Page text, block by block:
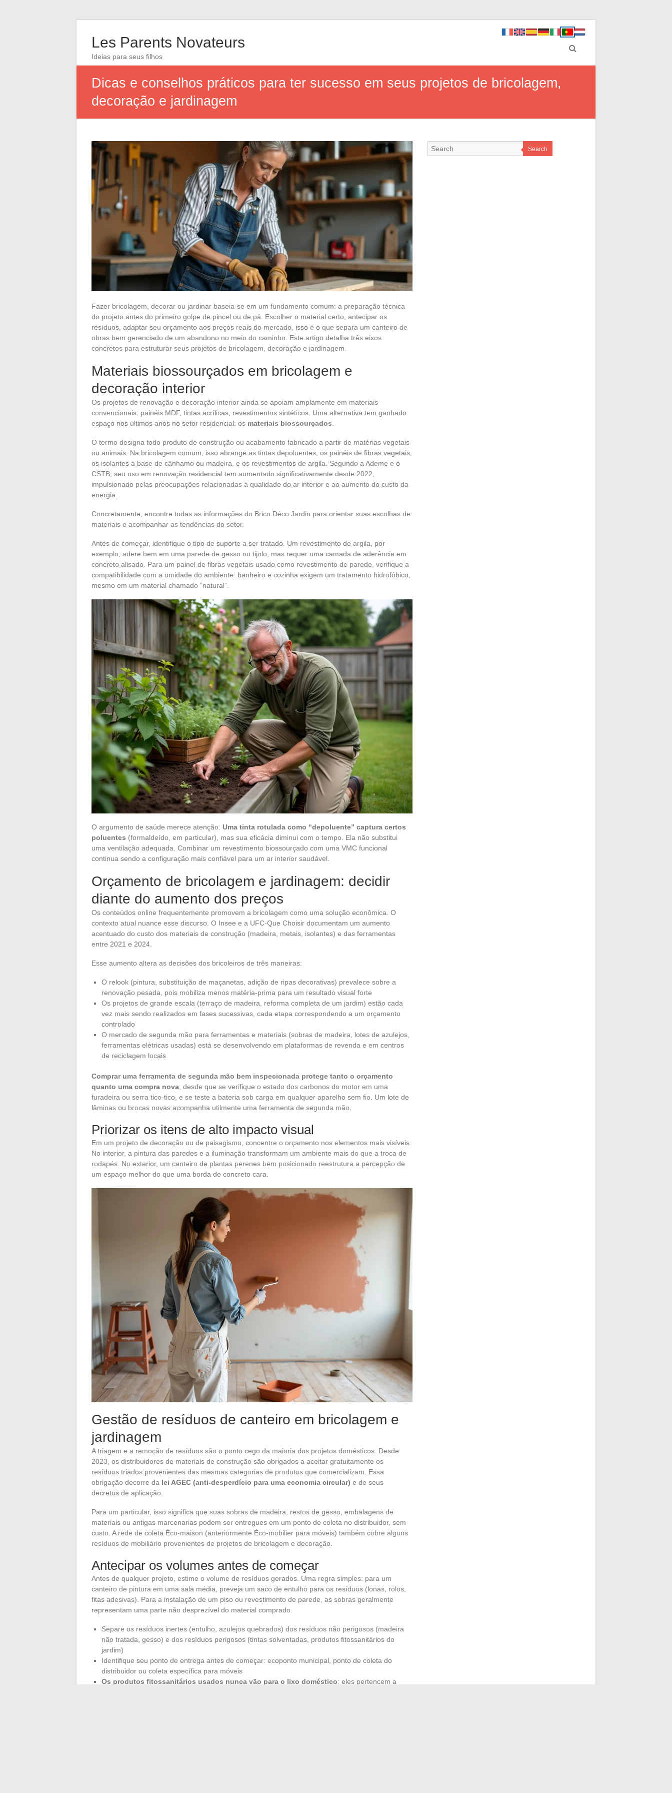
Les Parents Novateurs
Ideias para seus filhos
Dicas e conselhos práticos para ter sucesso em seus projetos de bricolagem,
decoração e jardinagem
Fazer bricolagem, decorar ou jardinar baseia-se em um fundamento comum: a preparação técnica
do projeto antes do primeiro golpe de pincel ou de pá. Escolher o material certo, antecipar os
resíduos, adaptar seu orçamento aos preços reais do mercado, isso é o que separa um canteiro de
obras bem gerenciado de um abandono no meio do caminho. Este artigo detalha três eixos
concretos para estruturar seus projetos de bricolagem, decoração e jardinagem.
Materiais biossourçados em bricolagem e
decoração interior
Os projetos de renovação e decoração interior ainda se apoiam amplamente em materiais
convencionais: painéis MDF, tintas acrílicas, revestimentos sintéticos. Uma alternativa tem ganhado
espaço nos últimos anos no setor residencial: os materiais biossourçados
O termo designa todo produto de construção ou acabamento fabricado a partir de matérias vegetais
ou animais. Na bricolagem comum, isso abrange as tintas depoluentes, os painéis de fibras vegetais,
os isolantes à base de cânhamo ou madeira, e os revestimentos de argila. Segundo a Ademe e o
CSTB, seu uso em renovação residencial tem aumentado significativamente desde 2022,
impulsionado pelas preocupações relacionadas à qualidade do ar interior e ao aumento do custo da
energia.
Concretamente, encontre todas as informações do Brico Déco Jardin para orientar suas escolhas de
materiais e acompanhar as tendências do setor.
Antes de começar, identifique o tipo de suporte a ser tratado. Um revestimento de argila, por
exemplo, adere bem em uma parede de gesso ou tijolo, mas requer uma camada de aderência em
concreto alisado. Para um painel de fibras vegetais usado como revestimento de parede, verifique a
compatibilidade com a umidade do ambiente: banheiro e cozinha exigem um tratamento hidrofóbico,
mesmo em um material chamado “natural”.
O argumento de saúde merece atenção. Uma tinta rotulada como “depoluente” captura certos
poluentes (formaldeído, em particular), mas sua eficácia diminui com o tempo. Ela não substitui
uma ventilação adequada. Combinar um revestimento biossourçado com uma VMC funcional
continua sendo a configuração mais confiável para um ar interior saudável.
Orçamento de bricolagem e jardinagem: decidir
diante do aumento dos preços
Os conteúdos online frequentemente promovem a bricolagem como uma solução econômica. O
contexto atual nuance esse discurso. O Insee e a UFC-Que Choisir documentam um aumento
acentuado do custo dos materiais de construção (madeira, metais, isolantes) e das ferramentas
entre 2021 e 2024.
Esse aumento altera as decisões dos bricoleiros de três maneiras:
O relook (pintura, substituição de maçanetas, adição de ripas decorativas) prevalece sobre a
renovação pesada, pois mobiliza menos matéria-prima para um resultado visual forte
Os projetos de grande escala (terraço de madeira, reforma completa de um jardim) estão cada
vez mais sendo realizados em fases sucessivas, cada etapa correspondendo a um orçamento
controlado
O mercado de segunda mão para ferramentas e materiais (sobras de madeira, lotes de azulejos,
ferramentas elétricas usadas) está se desenvolvendo em plataformas de revenda e em centros
de reciclagem locais
Comprar uma ferramenta de segunda mão bem inspecionada protege tanto o orçamento
quanto uma compra nova , desde que se verifique o estado dos carbonos do motor em uma
furadeira ou serra tico-tico, e se teste a bateria sob carga em qualquer aparelho sem fio. Um lote de
lâminas ou brocas novas acompanha utilmente uma ferramenta de segunda mão.
Priorizar os itens de alto impacto visual
Em um projeto de decoração ou de paisagismo, concentre o orçamento nos elementos mais visíveis.
No interior, a pintura das paredes e a iluminação transformam um ambiente mais do que a troca de
rodapés. No exterior, um canteiro de plantas perenes bem posicionado reestrutura a percepção de
um espaço melhor do que uma borda de concreto cara.
Gestão de resíduos de canteiro em bricolagem e
jardinagem
A triagem e a remoção de resíduos são o ponto cego da maioria dos projetos domésticos. Desde
2023, os distribuidores de materiais de construção são obrigados a aceitar gratuitamente os
resíduos triados provenientes das mesmas categorias de produtos que comercializam. Essa
obrigação decorre da lei AGEC (anti-desperdício para uma economia circular) e de seus
decretos de aplicação.
Para um particular, isso significa que suas sobras de madeira, restos de gesso, embalagens de
materiais ou antigas marcenarias podem ser entregues em um ponto de coleta no distribuidor, sem
custo. A rede de coleta Éco-maison (anteriormente Éco-mobilier para móveis) também cobre alguns
resíduos de mobiliário provenientes de projetos de bricolagem e decoração.
Antecipar os volumes antes de começar
Antes de qualquer projeto, estime o volume de resíduos gerados. Uma regra simples: para um
canteiro de pintura em uma sala média, preveja um saco de entulho para os resíduos (lonas, rolos,
fitas adesivas). Para a instalação de um piso ou revestimento de parede, as sobras geralmente
representam uma parte não desprezível do material comprado.
Separe os resíduos inertes (entulho, azulejos quebrados) dos resíduos não perigosos (madeira
não tratada, gesso) e dos resíduos perigosos (tintas solventadas, produtos fitossanitários do
jardim)
Identifique seu ponto de entrega antes de começar: ecoponto municipal, ponto de coleta do
distribuidor ou coleta específica para móveis
Os produtos fitossanitários usados nunca vão para o lixo doméstico: eles pertencem a
Search